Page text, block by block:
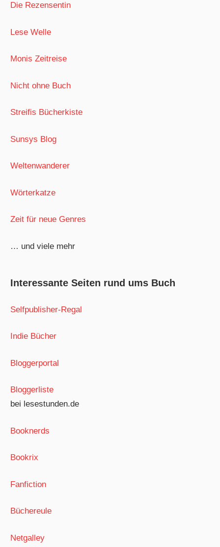
Die Rezensentin
Lese Welle
Monis Zeitreise
Nicht ohne Buch
Streifis Bücherkiste
Sunsys Blog
Weltenwanderer
Wörterkatze
Zeit für neue Genres
… und viele mehr
Interessante Seiten rund ums Buch
Selfpublisher-Regal
Indie Bücher
Bloggerportal
Bloggerliste
bei lesestunden.de
Booknerds
Bookrix
Fanfiction
Büchereule
Netgalley